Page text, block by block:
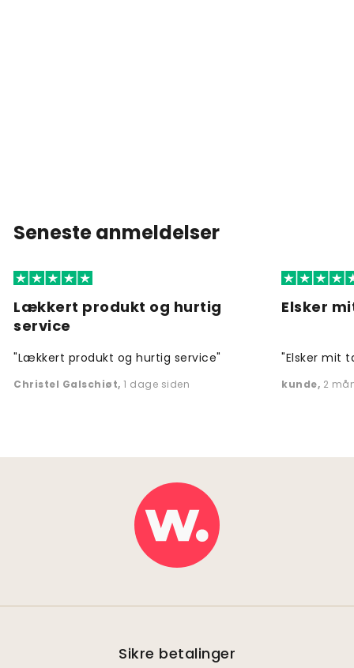
Seneste anmeldelser
Lækkert produkt og hurtig
service
"Lækkert produkt og hurtig service"
Christel Galschiøt, 1 dage siden
Elsker
"Elsker mit
kunde, 2
Sikre betalinger